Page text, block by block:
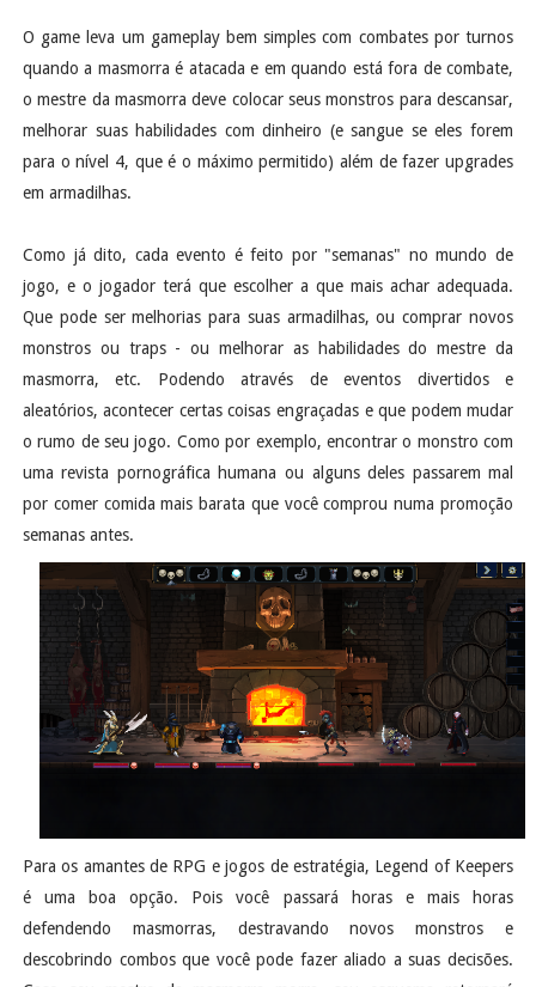
O game leva um gameplay bem simples com combates por turnos
quando a masmorra é atacada e em quando está fora de combate,
o mestre da masmorra deve colocar seus monstros para descansar,
melhorar suas habilidades com dinheiro (e sangue se eles forem
para o nível 4, que é o máximo permitido) além de fazer upgrades
em armadilhas.
Como já dito, cada evento é feito por "semanas" no mundo de
jogo, e o jogador terá que escolher a que mais achar adequada.
Que pode ser melhorias para suas armadilhas, ou comprar novos
monstros ou traps - ou melhorar as habilidades do mestre da
masmorra, etc. Podendo através de eventos divertidos e
aleatórios, acontecer certas coisas engraçadas e que podem mudar
o rumo de seu jogo. Como por exemplo, encontrar o monstro com
uma revista pornográfica humana ou alguns deles passarem mal
por comer comida mais barata que você comprou numa promoção
semanas antes.
Para os amantes de RPG e jogos de estratégia, Legend of Keepers
é uma boa opção. Pois você passará horas e mais horas
defendendo masmorras, destravando novos monstros e
descobrindo combos que você pode fazer aliado a suas decisões.